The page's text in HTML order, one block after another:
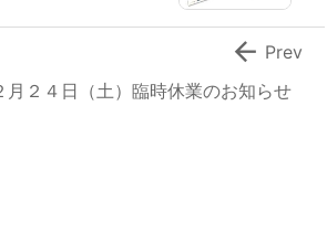
月２４日（土）臨時休業のお知らせ
 Prev